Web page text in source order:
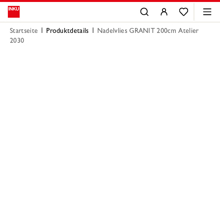
Startseite Produktdetails
Nadelvlies GRANIT 200cm Atelier
2030